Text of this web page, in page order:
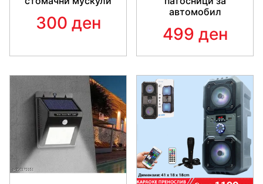
300 ден
автомобил
499 ден